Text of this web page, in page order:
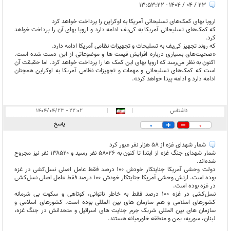
اروپا بهای کمک‌های تسلیحاتی آمریکا به اوکراین را پرداخت خواهد کرد
که کمک‌های تسلیحاتی آمریکا به کی‌یف ادامه دارد و اروپا بهای آن را پرداخت خواهد
کرد.
که روند تجهیز کی‌یف به تسلیحات و تجهیزات نظامی آمریکا ادامه دارد.
«صحیت‌های بسیاری درباره افزایش قیمت ها و موضوعاتی از این دست شده است.
اکنون به نظر می‌رسد که اروپا بهای این کمک ها را پرداخت خواهد کرد. اما حقیقت آن
است که کمک‌های تسلیحاتی و مهمات و تجهیزات نظامی آمریکا به اوکراین همچنان
ادامه دارد و ادامه پیدا خواهد کرد».
ناشناس |
|
۲۲:۰۲ - ۱۴۰۴/۰۴/۲۳
0
0 پاسخ
شمار شهدای غزه از ۵۸ هزار نفر عبور کرد
شمار شهدای جنگ غزه از ابتدا تا کنون به ۵۸۰۲۶ نفر رسید و ۱۳۸۵۲۰ نفر نیز مجروح
شده‌اند.
دولت وحشی آمریکا جنایتکار خودش 100 درصد فقط عامل اصلی نسل‌کشی در غزه
بوده است. ارتش وحشی آمریکا جنایتکار خودش 100 درصد فقط عامل اصلی نسل‌کشی
در غزه بوده است.
نسل‌کشی در غزه 100 درصد فقط به خاطر ناتوانی، کوتاهی و سکوت بی شرمانه
کشورهای اسلامی و هم سازمان های بین المللی بوده است. کشورهای اسلامی و
سازمان های بین المللی شریک جرم جنایت های اسرائیل و متحدانش در جنگ غزه،
لبنان، سوریه، یمن و منطقه خاورمیانه هستند.